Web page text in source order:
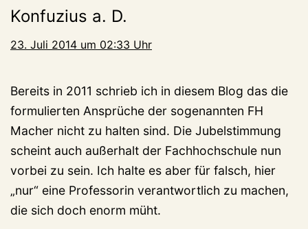
Konfuzius a. D.
23. Juli 2014 um 02:33 Uhr
Bereits in 2011 schrieb ich in diesem Blog das die
formulierten Ansprüche der sogenannten FH
Macher nicht zu halten sind. Die Jubelstimmung
scheint auch außerhalt der Fachhochschule nun
vorbei zu sein. Ich halte es aber für falsch, hier
„nur“ eine Professorin verantwortlich zu machen,
die sich doch enorm müht.